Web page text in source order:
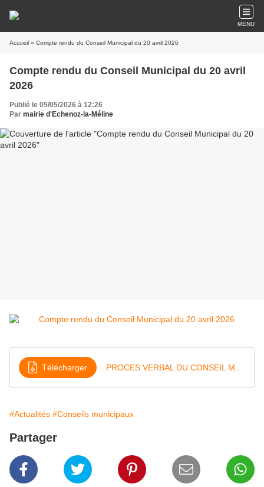
MENU
Accueil » Compte rendu du Conseil Municipal du 20 avril 2026
Compte rendu du Conseil Municipal du 20 avril
2026
Publié le 05/05/2026 à 12:26
Par mairie d'Echenoz-la-Méline
Télécharger
#Actualités #Conseils municipaux
Partager